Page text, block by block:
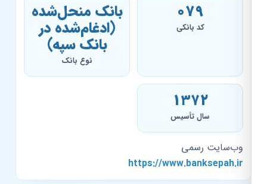
079
کد بانکی
بانک منحل‌شده
(ادغام‌شده در
بانک سپه)
نوع بانک
۱۳۷۲
سال تأسیس
وب‌سایت رسمی
https://www.banksepah.ir